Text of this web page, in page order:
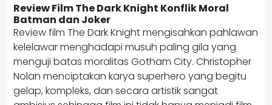
Review Film The Dark Knight Konflik Moral
Batman dan Joker
Review film The Dark Knight mengisahkan pahlawan
kelelawar menghadapi musuh paling gila yang
menguji batas moralitas Gotham City. Christopher
Nolan menciptakan karya superhero yang begitu
gelap, kompleks, dan secara artistik sangat